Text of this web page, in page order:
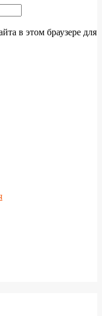
в этом браузере для